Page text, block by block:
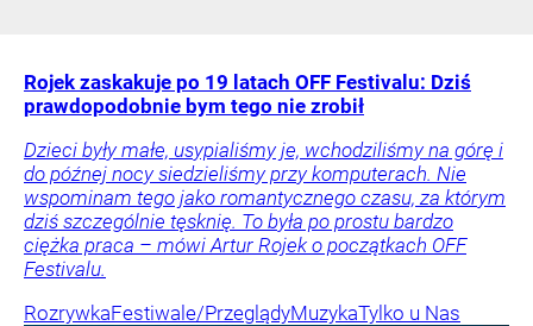
Rojek zaskakuje po 19 latach OFF Festivalu: Dziś
prawdopodobnie bym tego nie zrobił
Dzieci były małe, usypialiśmy je, wchodziliśmy na górę i
do późnej nocy siedzieliśmy przy komputerach. Nie
wspominam tego jako romantycznego czasu, za którym
dziś szczególnie tęsknię. To była po prostu bardzo
ciężka praca – mówi Artur Rojek o początkach OFF
Festivalu.
RozrywkaFestiwale/PrzeglądyMuzykaTylko u Nas